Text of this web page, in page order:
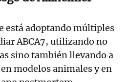
está adoptando múltiples
ABCA7, utilizando no
sino también llevando a
modelos animales y en